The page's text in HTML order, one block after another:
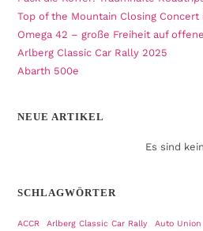
Top of the Mountain Closing Concert
Omega 42 – große Freiheit auf
Arlberg Classic Car Rally 2025
Abarth 500e
NEUE ARTIKEL
Es sind
SCHLAGWÖRTER
ACCR Arlberg Classic Car Rally Auto Union